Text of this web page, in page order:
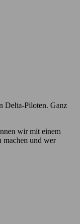
Delta-Piloten. Ganz
wir mit einem
machen und wer